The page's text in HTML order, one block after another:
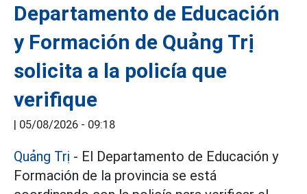
Departamento de Educación
y Formación de Quảng Trị
solicita a la policía que
verifique
| 05/08/2026 - 09:18
Quảng Trị - El Departamento de Educación y
Formación de la provincia se está